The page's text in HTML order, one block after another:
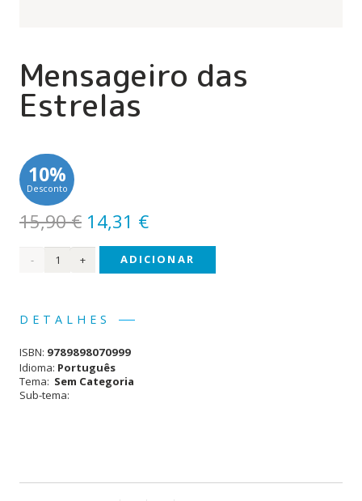
Mensageiro das
Estrelas
10%
Desconto
15,90€ O
preço
original
15,90 €.
14,31 €O
preço
atual
Quantidade
Estrelas
ADICIONAR
DETALHES
ISBN: 9789898070999
Idioma: Português
Tema: Sem Categoria
Sub-tema: